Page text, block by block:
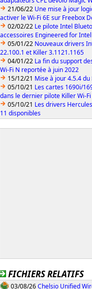
21/06/22 Une mise à jour
activer le Wi-Fi 6E sur Freebox
02/02/22 Le pilote Intel
accessoires Engineered for
05/01/22 Nouveaux drivers
22.100.1 et Killer 3.1121.1165
04/01/22 La fin du support
Wi-Fi N reportée à juin 2022
15/12/21 Mise à jour 4.5.4
05/10/21 Les cartes 1690i/
dans le dernier pilote Killer Wi-Fi
05/10/21 Les drivers
11 disponibles
FICHIERS RELATIFS
03/08/26Chelsio Unified